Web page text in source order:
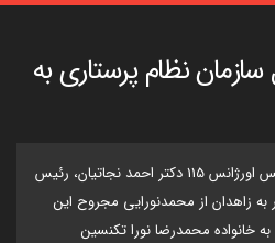
نظام پرستاری به
در پی حادثه تیراندازی به آمبولانس اورژانس 115 دکتر احمد نجاتیان، رئیس
زاهدان از محمدنورایی مجروح این
خانواده محمدرضا نورا تکنسین